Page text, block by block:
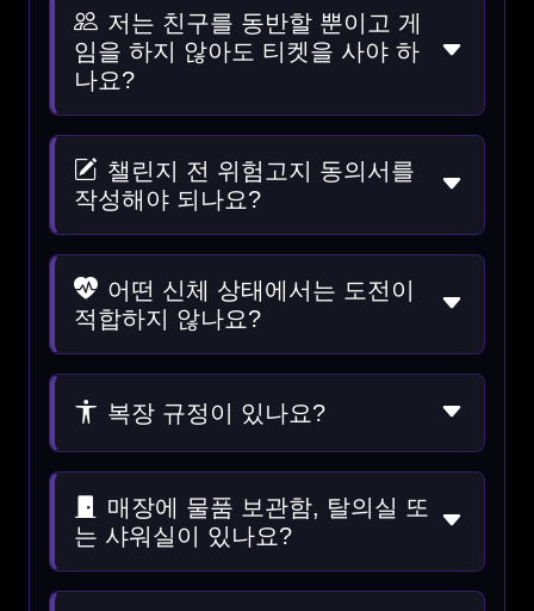
저는 친구를 동반할 뿐이고 게
임을 하지 않아도 티켓을 사야 하
나요?
챌린지 전 위험고지 동의서를
작성해야 되나요?
어떤 신체 상태에서는 도전이
적합하지 않나요?
복장 규정이 있나요?
매장에 물품 보관함, 탈의실 또
는 샤워실이 있나요?